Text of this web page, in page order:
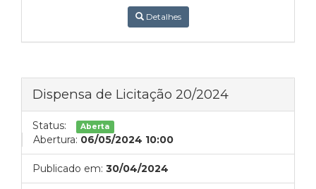
Detalhes
Dispensa de Licitação 20/2024
Status: Aberta
Abertura: 06/05/2024 10:00
Publicado em: 30/04/2024